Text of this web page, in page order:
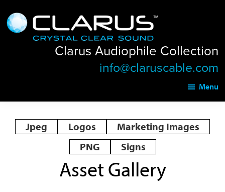
to
main
to
footer
Clarus
Audiophile
Collection
Clarus Audiophile Collection
info@claruscable.com
Menu
Jpeg Logos
Marketing Images
PNG
Signs
Asset Gallery